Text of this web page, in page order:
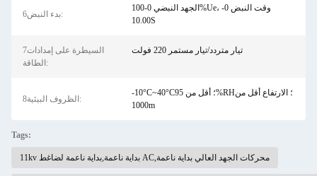
6بدء النبض:
الجهد النبضي 0-100%Ue، وقت النبض 0-
10.00S
7السيطرة على إمدادات
الطاقة:
تيار متردد/تيار مستمر 220 فولت
8الظروف البيئية:
-10°C~40°C؛ أقل من 95%RH؛ الارتفاع أقل من
1000m
Tags:
11kv بداية ناعمة,بداية ناعمة لضاغط AC,محركات الجهد العالي بداية ناعمة